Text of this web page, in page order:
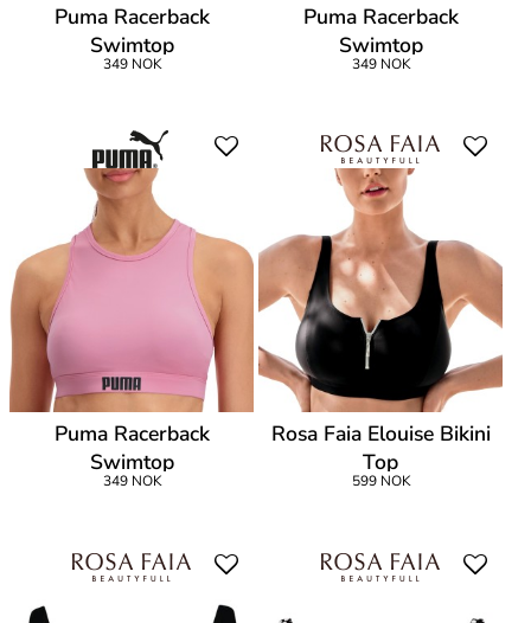
Puma Racerback
Swimtop
349 NOK
Puma Racerback
Swimtop
349 NOK
Puma Racerback
Swimtop
349 NOK
Rosa Faia Elouise Bikini
Top
599 NOK